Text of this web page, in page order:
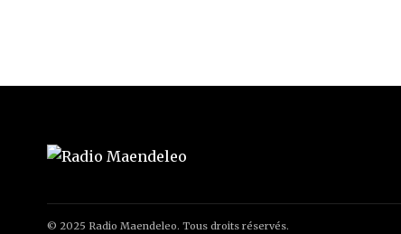
© 2025 Radio Maendeleo. Tous droits réservés.